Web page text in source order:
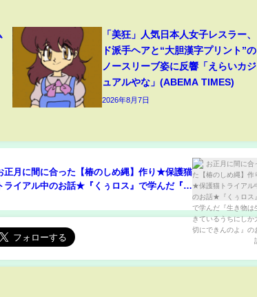
「美狂」人気日本人女子レスラー、
ド派手ヘアと“大胆漢字プリント”の
ノースリーブ姿に反響「えらいカジ
ュアルやな」(ABEMA TIMES)
2026年8月7日
正月に間に合った【椿のしめ縄】作り★保護猫
ライアル中のお話★『くぅロス』で学んだ『生
のお話